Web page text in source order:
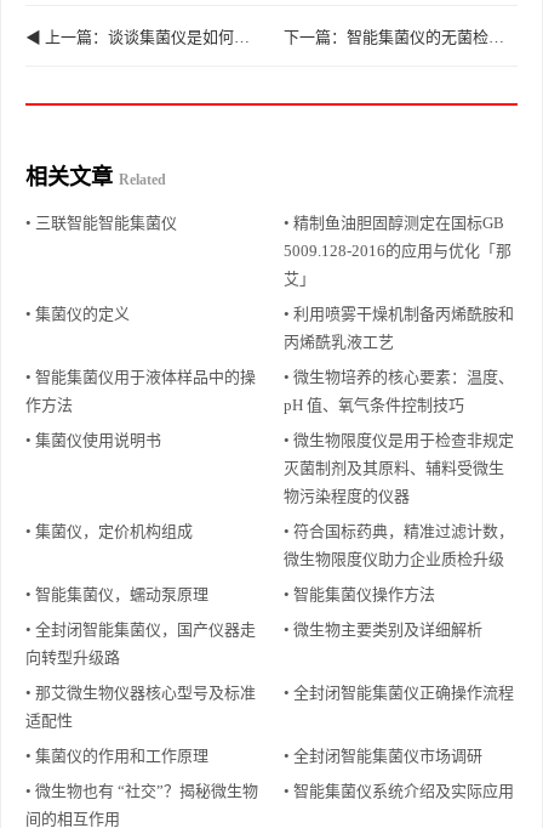
相关文章 Related
• 三联智能智能集菌仪
• 精制鱼油胆固醇测定在国标GB
5009.128-2016的应用与优化「那
艾」
• 集菌仪的定义
• 利用喷雾干燥机制备丙烯酰胺和
丙烯酰乳液工艺
• 智能集菌仪用于液体样品中的操
作方法
• 微生物培养的核心要素：温度、
pH 值、氧气条件控制技巧
• 集菌仪使用说明书
• 微生物限度仪是用于检查非规定
灭菌制剂及其原料、辅料受微生
物污染程度的仪器
• 集菌仪，定价机构组成
• 符合国标药典，精准过滤计数，
微生物限度仪助力企业质检升级
• 智能集菌仪，蠕动泵原理
• 智能集菌仪操作方法
• 全封闭智能集菌仪，国产仪器走
向转型升级路
• 微生物主要类别及详细解析
• 那艾微生物仪器核心型号及标准
适配性
• 全封闭智能集菌仪正确操作流程
• 集菌仪的作用和工作原理
• 全封闭智能集菌仪市场调研
• 微生物也有 “社交”？揭秘微生物
间的相互作用
• 智能集菌仪系统介绍及实际应用